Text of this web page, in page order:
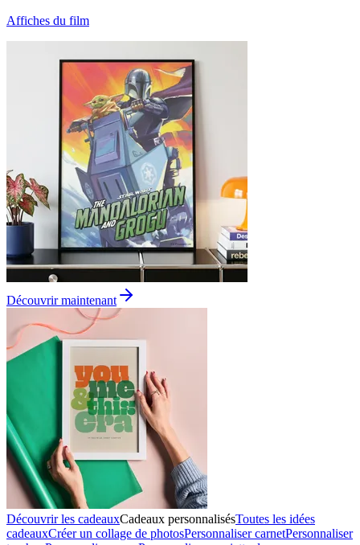
Affiches du film
Découvrir maintenant
Découvrir les cadeauxCadeaux personnalisésToutes les idées
cadeauxCréer un collage de photosPersonnaliser carnetPersonnaliser